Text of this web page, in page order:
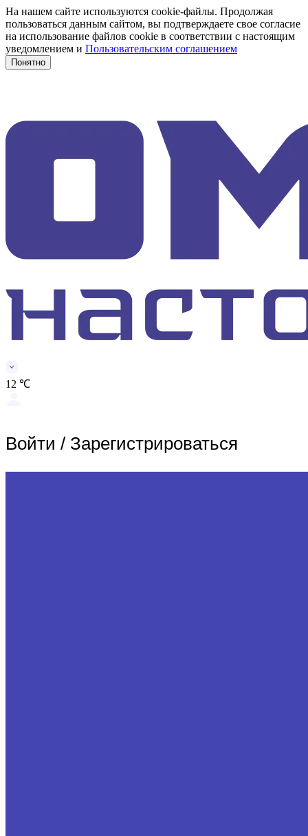
На нашем сайте используются cookie-файлы. Продолжая
пользоваться данным сайтом, вы подтверждаете свое согласие
на использование файлов cookie в соответствии с настоящим
уведомлением и Пользовательским соглашением
Понятно
12 ℃
Войти / Зарегистрироваться